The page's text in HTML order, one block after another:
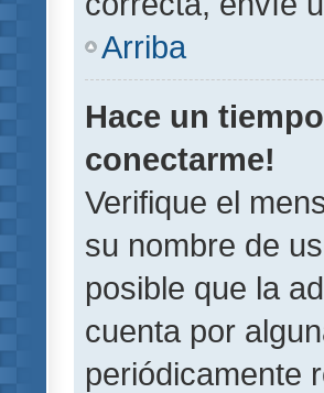
Arriba
Hace un
conectarme!
Verifique el
su nombre de
posible que la
cuenta por
periódicamente